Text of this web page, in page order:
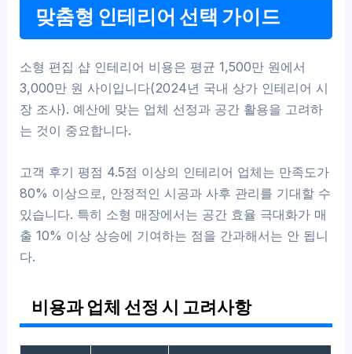
맞춤형 인테리어 선택 가이드
소형 편집 샵 인테리어 비용은 평균 1,500만 원에서
3,000만 원 사이입니다(2024년 국내 상가 인테리어 시
장 조사). 예산에 맞는 업체 선정과 공간 활용을 고려하
는 것이 중요합니다.
고객 후기 평점 4.5점 이상의 인테리어 업체는 만족도가
80% 이상으로, 안정적인 시공과 사후 관리를 기대할 수
있습니다. 특히 소형 매장에서는 공간 효율 극대화가 매
출 10% 이상 상승에 기여하는 점을 간과해서는 안 됩니
다.
비용과 업체 선정 시 고려사항